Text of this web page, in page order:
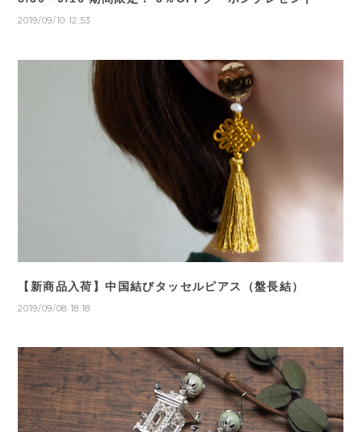
2019/09/10 12:53
【新商品入荷】中国結びタッセルピアス（盤長結）
2019/09/08 18:18